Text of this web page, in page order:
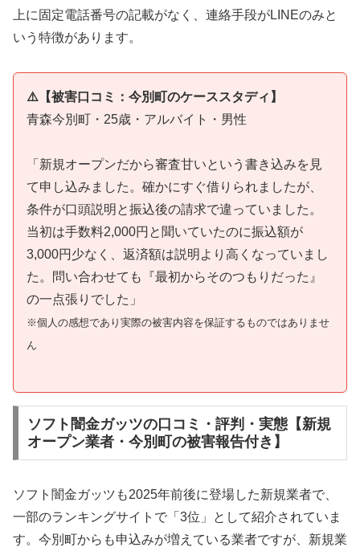
上に固定電話番号の記載がなく、連絡手段がLINEのみと
いう特徴があります。
⚠️【被害口コミ：今別町のケーススタディ】
青森今別町・25歳・アルバイト・男性
「新規オープンだから審査甘いという書き込みを見
て申し込みました。確かにすぐ借りられましたが、
条件が口頭説明と振込後の請求で違っていました。
当初は手数料2,000円と聞いていたのに振込額が
3,000円少なく、返済額は説明より高くなっていまし
た。問い合わせても『最初からそのつもりだった』
の一点張りでした」
※個人の感想であり実際の被害内容を保証するものではありませ
ん
ソフト闇金ガッツの口コミ・評判・実態【新規
オープン業者・今別町の被害報告付き】
ソフト闇金ガッツも2025年前後に登場した新規業者で、
一部のランキングサイトで「3位」として紹介されていま
す。今別町からも申込みが増えている業者ですが、新規業